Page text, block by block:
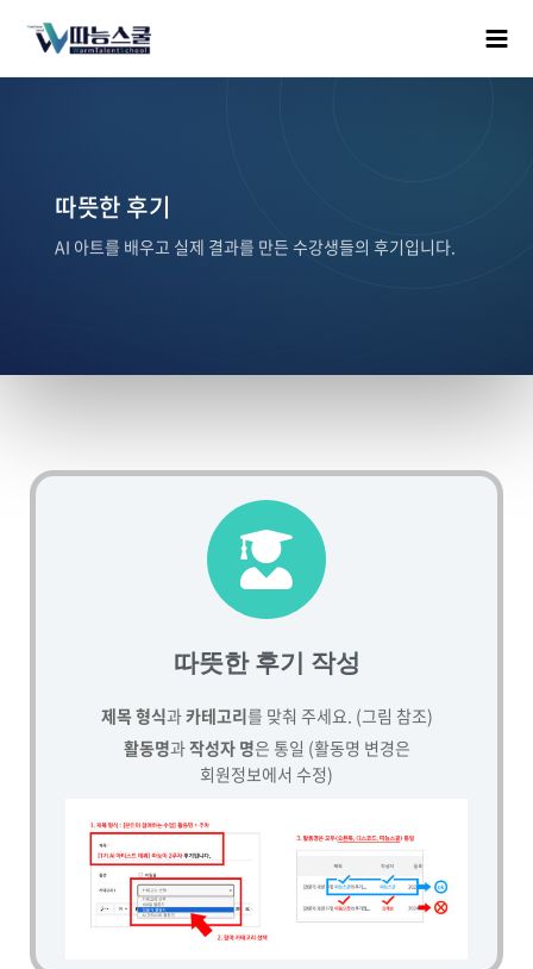
따뜻한 후기
AI 아트를 배우고 실제 결과를 만든 수강생들의 후기입니다.
따뜻한 후기 작성
제목 형식과카테고리를 맞춰 주세요. (그림 참조)
활동명과작성자 명은 통일 (활동명 변경은
회원정보에서 수정)